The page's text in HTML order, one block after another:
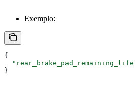
Exemplo:
{
}